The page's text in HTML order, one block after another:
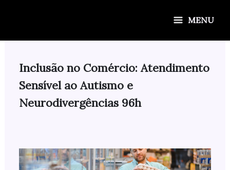
MENU
Inclusão no Comércio: Atendimento
Sensível ao Autismo e
Neurodivergências 96h